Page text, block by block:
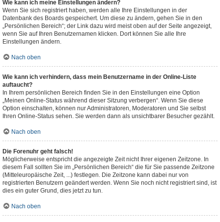
Wie kann ich meine Einstellungen ändern?
Wenn Sie sich registriert haben, werden alle Ihre Einstellungen in der
Datenbank des Boards gespeichert. Um diese zu ändern, gehen Sie in den
„Persönlichen Bereich“; der Link dazu wird meist oben auf der Seite angezeigt,
wenn Sie auf Ihren Benutzernamen klicken. Dort können Sie alle Ihre
Einstellungen ändern.
Nach oben
Wie kann ich verhindern, dass mein Benutzername in der Online-Liste
auftaucht?
In Ihrem persönlichen Bereich finden Sie in den Einstellungen eine Option
„Meinen Online-Status während dieser Sitzung verbergen“. Wenn Sie diese
Option einschalten, können nur Administratoren, Moderatoren und Sie selbst
Ihren Online-Status sehen. Sie werden dann als unsichtbarer Besucher gezählt.
Nach oben
Die Forenuhr geht falsch!
Möglicherweise entspricht die angezeigte Zeit nicht Ihrer eigenen Zeitzone. In
diesem Fall sollten Sie im „Persönlichen Bereich“ die für Sie passende Zeitzone
(Mitteleuropäische Zeit, ...) festlegen. Die Zeitzone kann dabei nur von
registrierten Benutzern geändert werden. Wenn Sie noch nicht registriert sind, ist
dies ein guter Grund, dies jetzt zu tun.
Nach oben